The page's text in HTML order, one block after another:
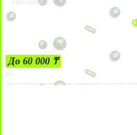
До 60 000 ₸
21+
Лицензии №24514359, выданной комитетом индустрии туризма Министерства культуры и спорта